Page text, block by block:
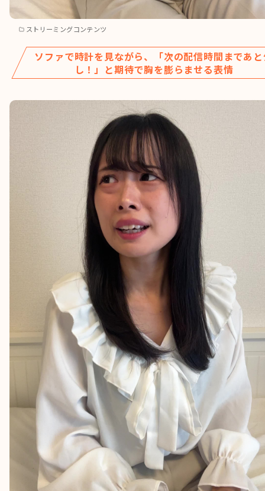
ストリーミングコンテンツ
ソファで時計を見ながら、「次の配信時間まであ
し！」と期待で胸を膨らませる表情